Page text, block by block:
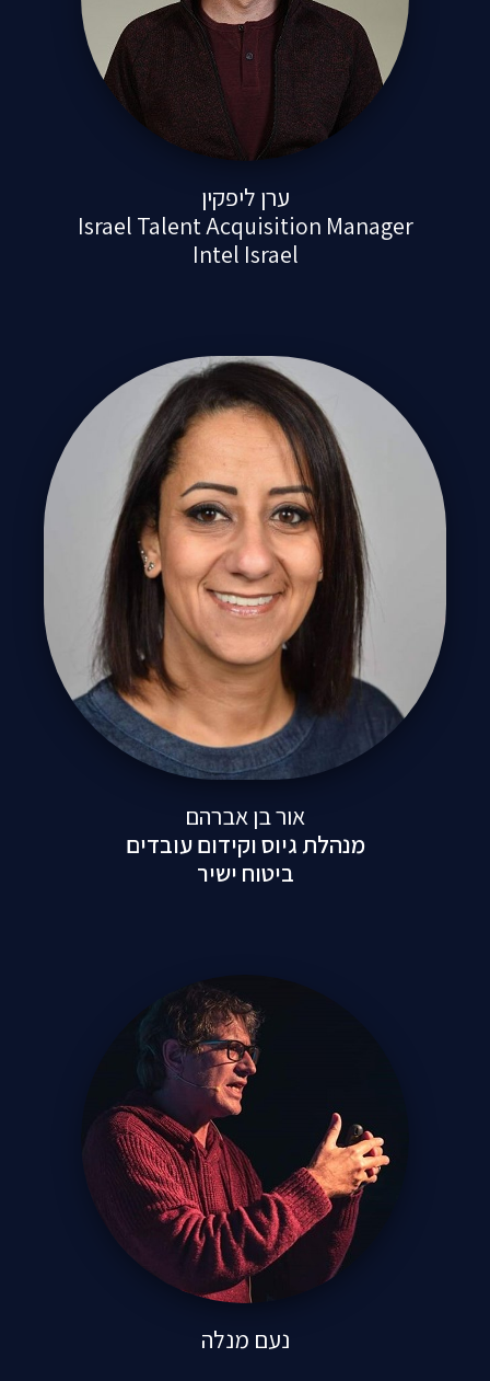
ערן ליפקין
Israel Talent Acquisition Manager
Intel Israel
אור בן אברהם
מנהלת גיוס וקידום עובדים
ביטוח ישיר
נעם מנלה